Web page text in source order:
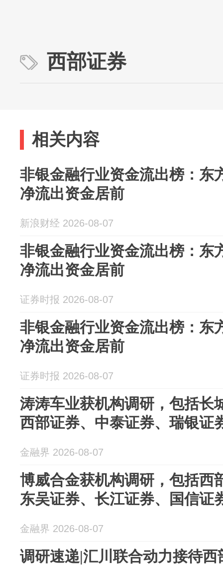
西部证券
相关内容
非银金融行业资金流出榜：东
净流出资金居前
新浪财经 2026-08-07
非银金融行业资金流出榜：东
净流出资金居前
证券时报 2026-08-07
非银金融行业资金流出榜：东
净流出资金居前
证券时报 2026-08-07
涛涛车业获机构调研，包括长
西部证券、中泰证券、瑞银证
金融界 2026-08-07
博威合金获机构调研，包括西
东吴证券、长江证券、国信证
金融界 2026-08-07
调研速递|汇川联合动力接待